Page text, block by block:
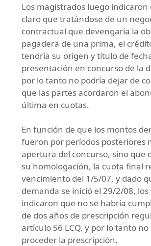
Los magistrados luego indicaron
claro que tratándose de un
contractual que devengaría la
pagadera de una prima, el
tendría su origen y título de
presentación en concurso de la
por lo tanto no podría dejar de
que las partes acordaron el
última en cuotas.
En función de que los montos
fueron por períodos posteriores
apertura del concurso, sino que
su homologación, la cuota final
vencimiento del 1/5/07, y dado
demanda se inició el 29/2/08, los
indicaron que no se habría
de dos años de prescripción
artículo 56 LCQ, y por lo tanto
proceder la prescripción.